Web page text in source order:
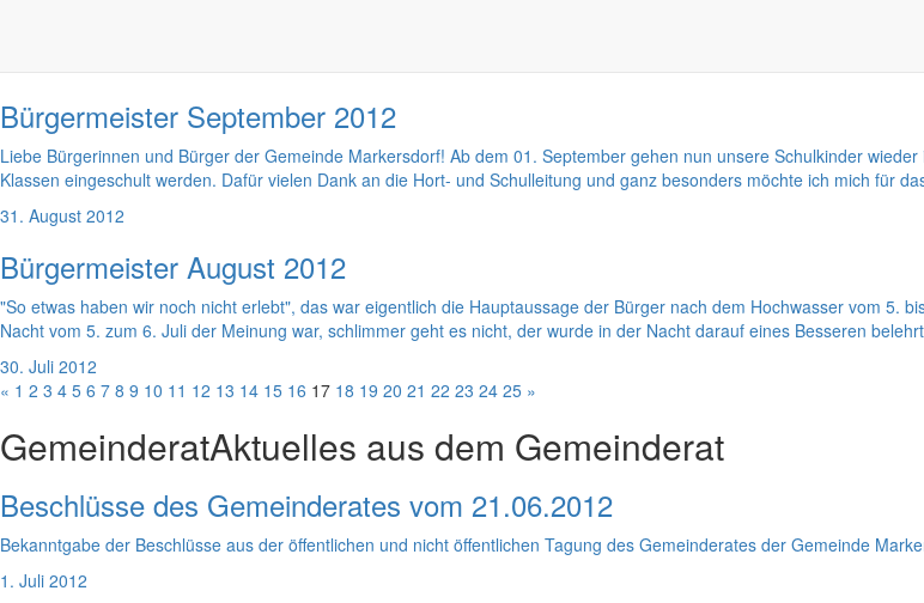
Liebe Bürgerinnen und Bürger der Gemeinde Markersdorf! Nun haben wir Oktober und leider kann ich Ihnen noch
Hochwasserereignis vom 5. bis 8. Juli 2012 beseitigt werden. Als ich im August darüber berichtet habe, dachte ich
Bürgermeister September 2012
Liebe Bürgerinnen und Bürger der Gemeinde Markersdorf! Ab dem 01. September gehen nun unsere Schulkinder
Klassen eingeschult werden. Dafür vielen Dank an die Hort- und Schulleitung und ganz besonders möchte ich mich für
31. August 2012
Bürgermeister August 2012
"So etwas haben wir noch nicht erlebt", das war eigentlich die Hauptaussage der Bürger nach dem Hochwasser vom 5.
Nacht vom 5. zum 6. Juli der Meinung war, schlimmer geht es nicht, der wurde in der Nacht darauf eines Besseren
30. Juli 2012
« 1 2 3 4 5 6 7 8 9 10 11 12 13 14 15 16 17 18 19 20 21 22 23 24 25 »
GemeinderatAktuelles aus dem Gemeinderat
Beschlüsse des Gemeinderates vom 21.06.2012
Bekanntgabe der Beschlüsse aus der öffentlichen und nicht öffentlichen Tagung des Gemeinderates der Gemeinde
1. Juli 2012